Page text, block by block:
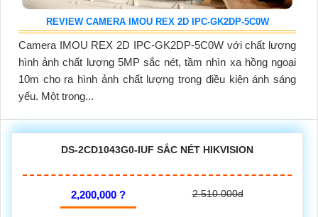
REVIEW CAMERA IMOU REX 2D IPC-GK2DP-5C0W
Camera IMOU REX 2D IPC-GK2DP-5C0W với chất lượng
hình ảnh chất lượng 5MP sắc nét, tầm nhìn xa hồng ngoại
10m cho ra hình ảnh chất lượng trong điều kiện ánh sáng
yếu. Một trong...
DS-2CD1043G0-IUF SẮC NÉT HIKVISION
2,200,000 ? 2.510.000d